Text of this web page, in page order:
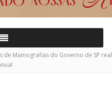
de Mamografias do Governo de SP